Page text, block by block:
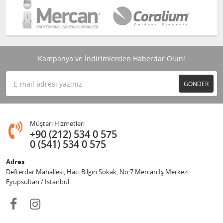
Kampanya ve İndirimlerden Haberdar Olun!
GÖNDER
Müşteri Hizmetleri
+90 (212) 534 0 575
0 (541) 534 0 575
Adres
Defterdar Mahallesi, Hacı Bilgin Sokak, No:7 Mercan İş Merkezi
Eyüpsultan / İstanbul